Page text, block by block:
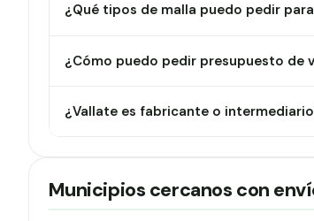
¿Qué tipos de malla puedo pedir
¿Cómo puedo pedir presupuesto de
¿Vallate es fabricante o
Municipios cercanos con